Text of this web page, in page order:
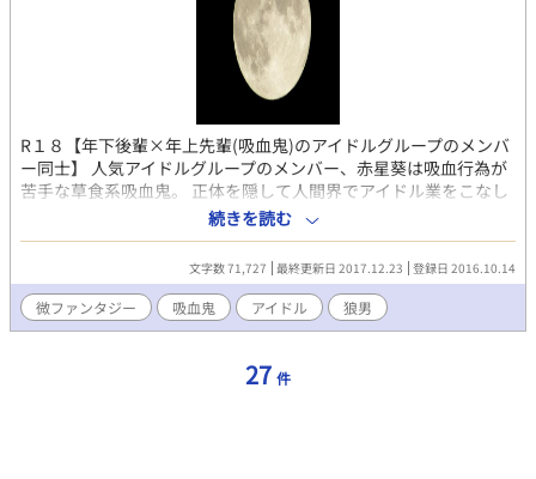
R１８【年下後輩×年上先輩(吸血鬼)のアイドルグループのメンバ
ー同士】 人気アイドルグループのメンバー、赤星葵は吸血行為が
苦手な草食系吸血鬼。 正体を隠して人間界でアイドル業をこなし
てきたが 吸血鬼であることが同じグループのメンバー、紫月雅弥
にバレてしまう。 すると、雅弥は自分の血を提供する代わりに 葵
にとんでもない条件を出してきて……。 ・Ｒ18には※をつけてい
ます。 ・「BLove」にも掲載中です。
続きを読む
文字数 71,727 最終更新日 2017.12.23 登録日 2016.10.14
微ファンタジー 吸血鬼 アイドル 狼男
27 件